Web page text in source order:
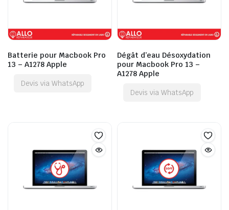
Batterie pour Macbook Pro
13 – A1278 Apple
Devis via WhatsApp
Dégât d’eau Désoxydation
pour Macbook Pro 13 –
A1278 Apple
Devis via WhatsApp